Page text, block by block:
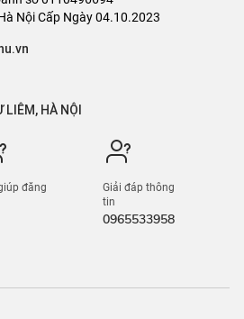
Nội Cấp Ngày 04.10.2023
LIÊM, HÀ NỘI
đăng
Giải đáp thông
tin
0965533958